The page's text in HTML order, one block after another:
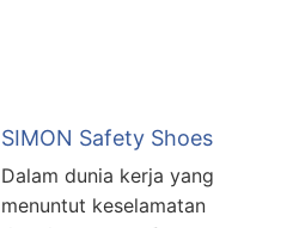
SIMON Safety Shoes
Dalam dunia kerja yang
menuntut keselamatan